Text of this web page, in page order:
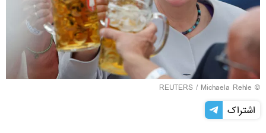
©
REUTERS / Michaela Rehle
اشتراک